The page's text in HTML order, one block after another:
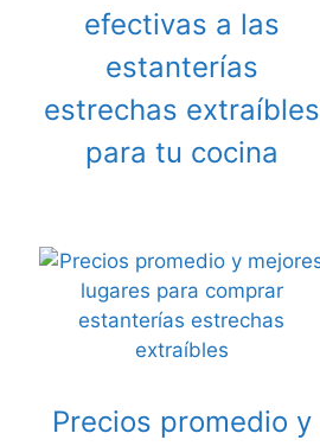
efectivas a las
estanterías
estrechas extraíbles
para tu cocina
Precios promedio y